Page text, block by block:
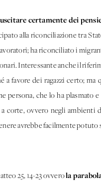
certamente dei
alla riconciliazione tra
ha riconciliato i
Interessante anche il
a favore dei ragazzi certo; ma
persona, che lo ha
a corte, ovvero negli
avrebbe facilmente
25, 14-23 ovverola